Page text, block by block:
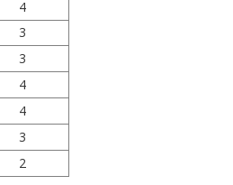
4
3
3
4
4
3
2